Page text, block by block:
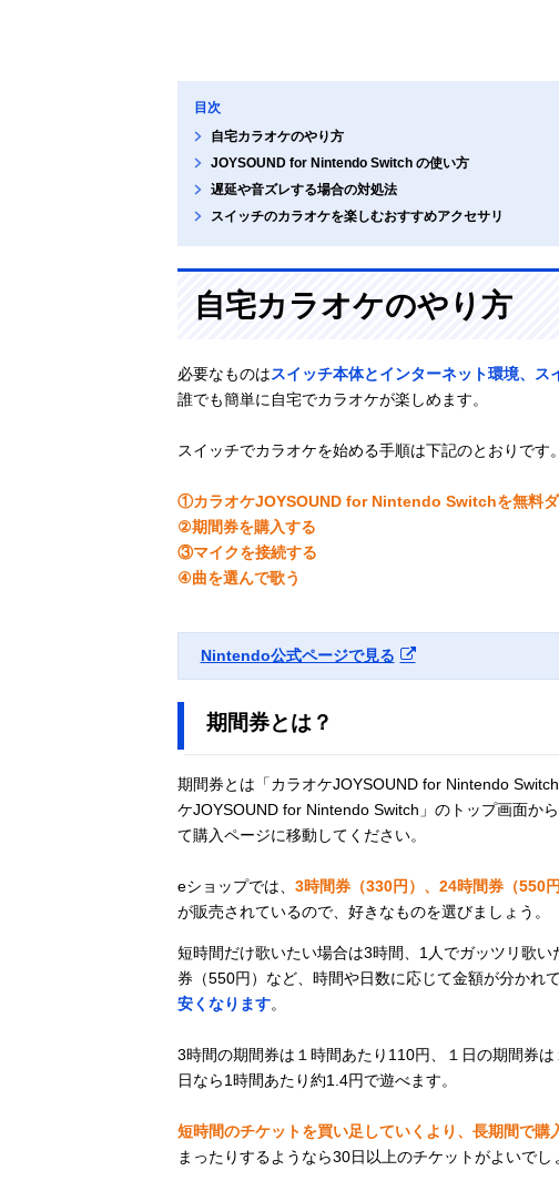
目次
自宅カラオケのやり方
JOYSOUND for Nintendo Switch の使い方
遅延や音ズレする場合の対処法
スイッチのカラオケを楽しむおすすめアクセサリ
自宅カラオケのやり方
必要なものはスイッチ本体とインターネット環境、ス
誰でも簡単に自宅でカラオケが楽しめます。
スイッチでカラオケを始める手順は下記のとおりです。
①カラオケJOYSOUND for Nintendo Switchを無料ダ
②期間券を購入する
③マイクを接続する
④曲を選んで歌う
Nintendo公式ページで見る
期間券とは？
期間券とは「カラオケJOYSOUND for Nintendo
ケJOYSOUND for Nintendo Switch」のトップ画面か
て購入ページに移動してください。
eショップでは、 3時間券（330円）、24時間券（550
が販売されているので、好きなものを選びましょう。
短時間だけ歌いたい場合は3時間、1人でガッツリ歌
券（550円）など、時間や日数に応じて金額が分かれて
安くなります。
3時間の期間券は１時間あたり110円、１日の期間券
日なら1時間あたり約1.4円で遊べます。
短時間のチケットを買い足していくより、長期間で購
まったりするようなら30日以上のチケットがよいでし